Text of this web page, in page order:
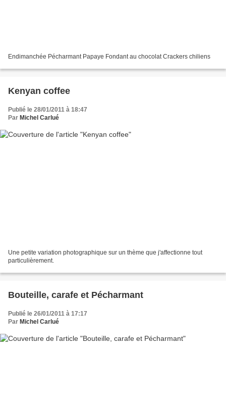
Endimanchée Pécharmant Papaye Fondant au chocolat Crackers chiliens
Kenyan coffee
Publié le 28/01/2011 à 18:47
Par Michel Carlué
Une petite variation photographique sur un thème que j'affectionne tout
particulièrement.
Bouteille, carafe et Pécharmant
Publié le 26/01/2011 à 17:17
Par Michel Carlué